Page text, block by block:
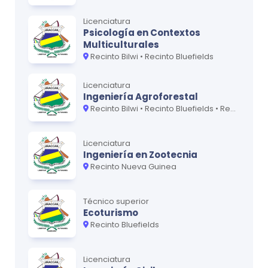
Licenciatura
Psicología en Contextos
Multiculturales
Recinto Bilwi • Recinto Bluefields
Licenciatura
Ingeniería Agroforestal
Recinto Bilwi • Recinto Bluefields • Recinto Las Minas • Recinto Nueva Guinea
Licenciatura
Ingeniería en Zootecnia
Recinto Nueva Guinea
Técnico superior
Ecoturismo
Recinto Bluefields
Licenciatura